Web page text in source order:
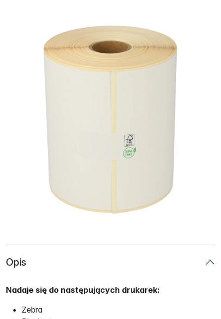
Opis
Nadaje się do następujących drukarek:
Zebra